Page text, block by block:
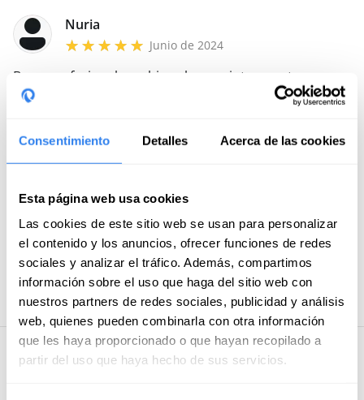
Consentimiento Detalles Acerca de las cookies
Esta página web usa cookies
Las cookies de este sitio web se usan para personalizar
el contenido y los anuncios, ofrecer funciones de redes
sociales y analizar el tráfico. Además, compartimos
información sobre el uso que haga del sitio web con
nuestros partners de redes sociales, publicidad y análisis
web, quienes pueden combinarla con otra información
que les haya proporcionado o que hayan recopilado a
partir del uso que haya hecho de sus servicios.
estudiantes aprendan.
Nuria
Junio de 2024
Buen profesional que hizo el curso interesante y
ameno. Las instalaciones también geniales.
Robert
El Patrón, Eric, es un gran comunicador y tiene una
Hemos aprendido mucho. Gracias.Un 10.
Ver las 13 valoraciones
Preguntas y respuestas de usuarios